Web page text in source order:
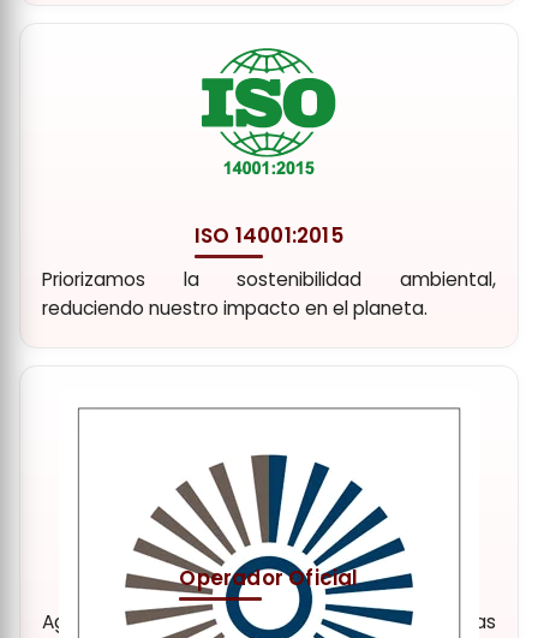
ISO 14001:2015
Priorizamos la sostenibilidad ambiental,
reduciendo nuestro impacto en el planeta.
Operador Oficial
Agencia y operador turístico oficial. Experiencias